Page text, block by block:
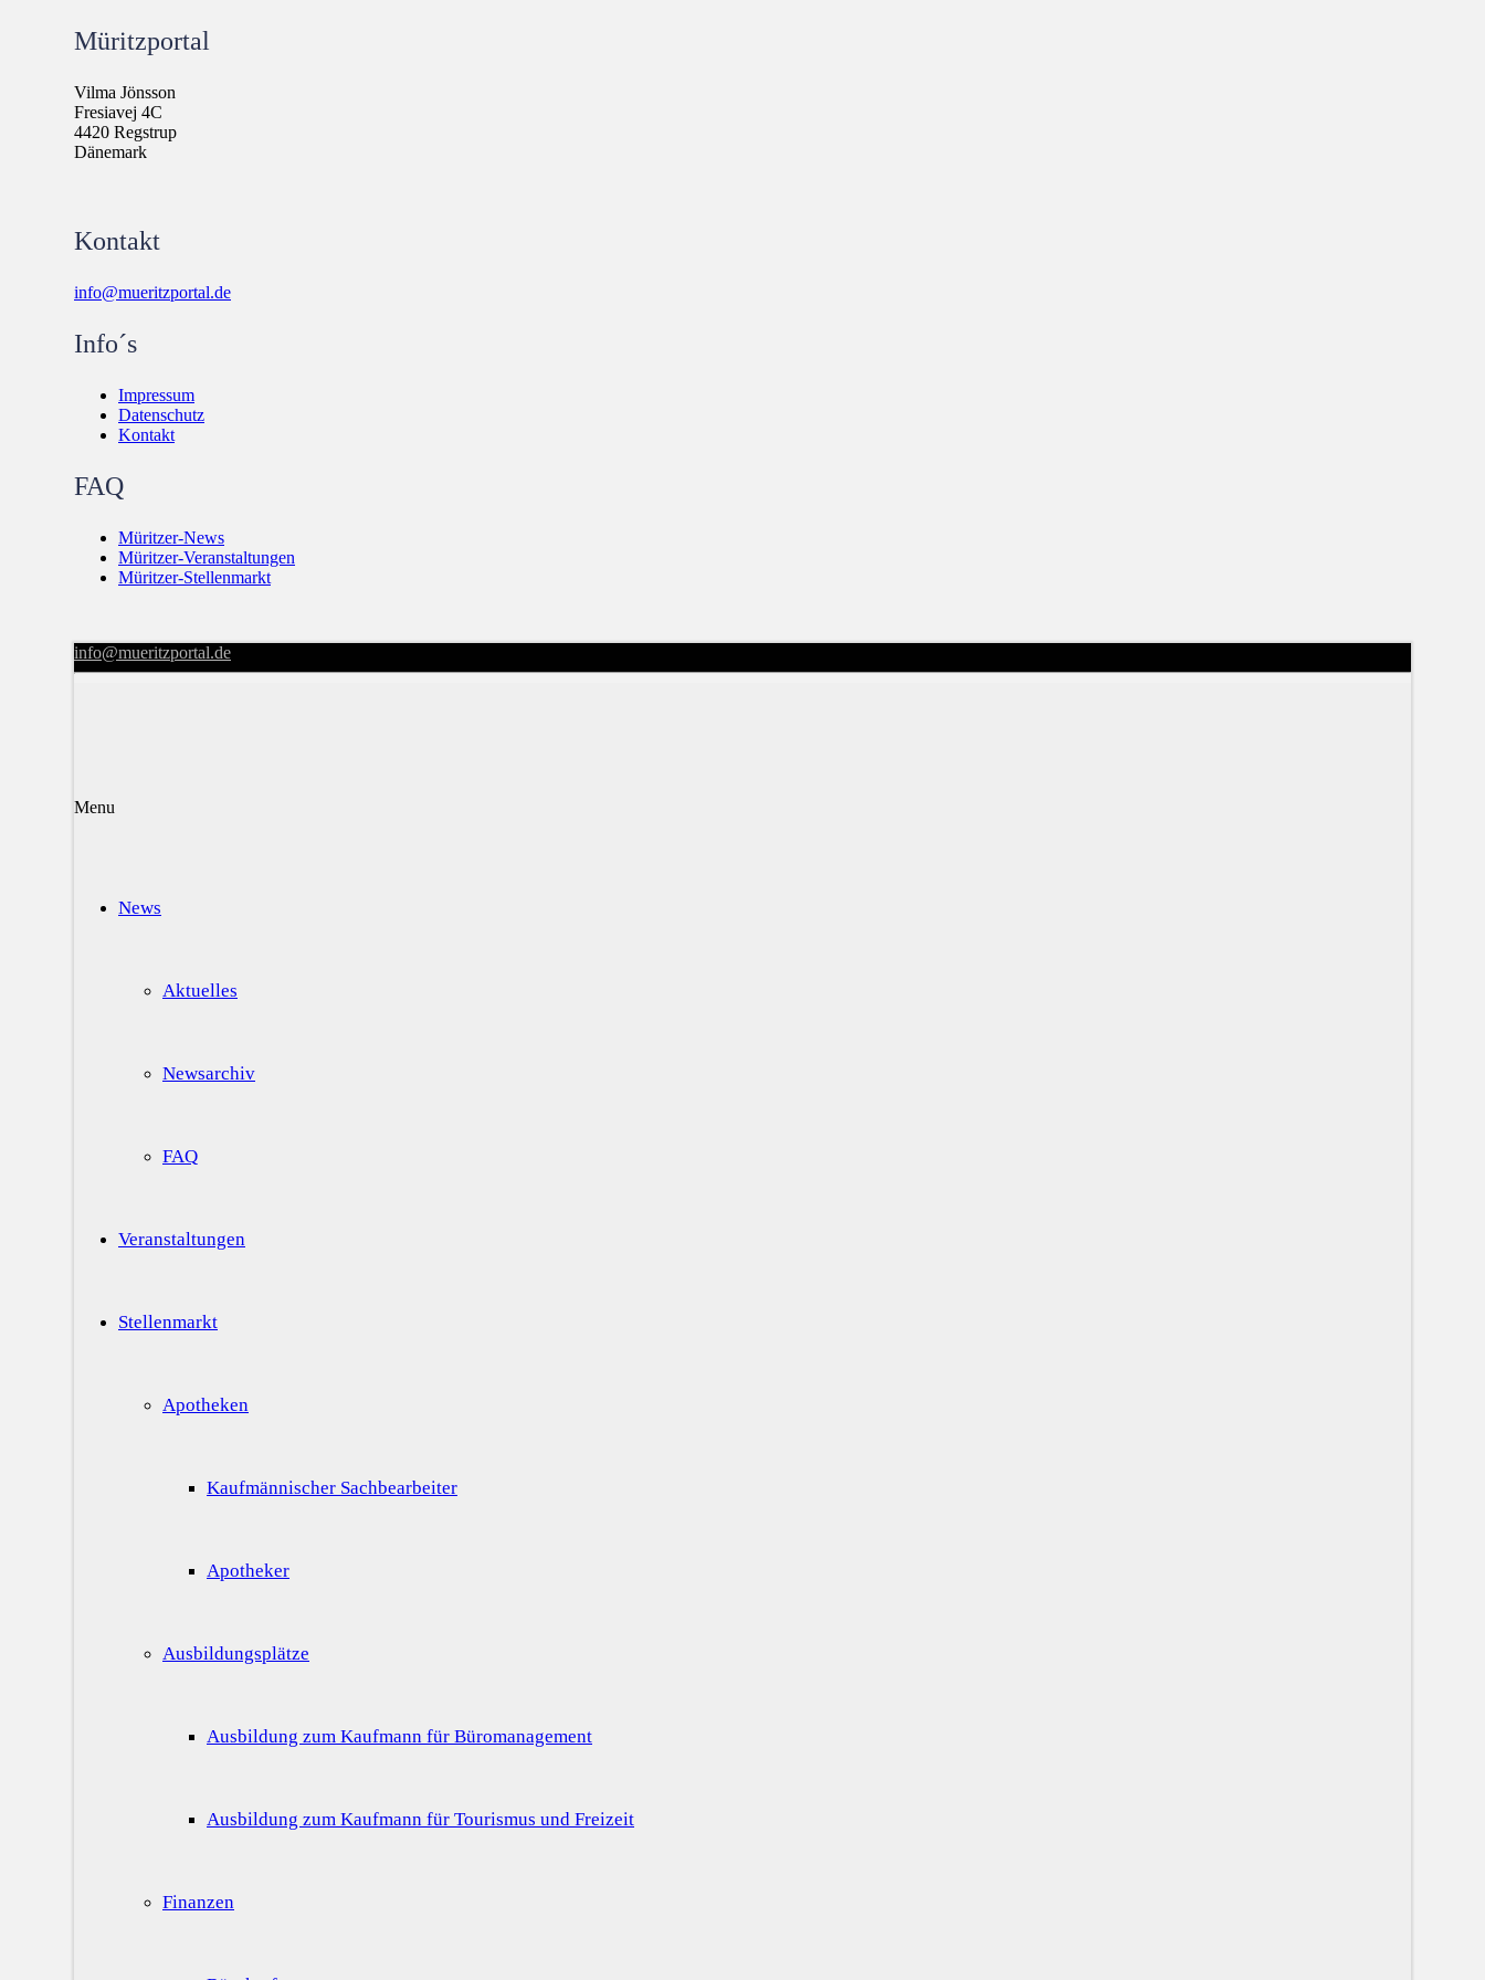
Müritzportal
Vilma Jönsson
Fresiavej 4C
4420 Regstrup
Dänemark
Kontakt
info@mueritzportal.de
Info´s
Impressum
Datenschutz
Kontakt
FAQ
Müritzer-News
Müritzer-Veranstaltungen
Müritzer-Stellenmarkt
info@mueritzportal.de
Menu
News
Aktuelles
Newsarchiv
FAQ
Veranstaltungen
Stellenmarkt
Apotheken
Kaufmännischer Sachbearbeiter
Apotheker
Ausbildungsplätze
Ausbildung zum Kaufmann für Büromanagement
Ausbildung zum Kaufmann für Tourismus und Freizeit
Finanzen